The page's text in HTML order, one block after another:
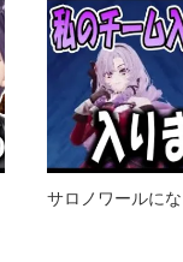
サロノワールに